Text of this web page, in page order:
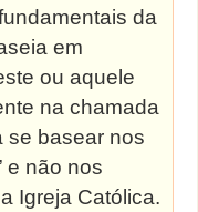
da
em
ou aquele
na chamada
se basear nos
e não nos
Igreja Católica.